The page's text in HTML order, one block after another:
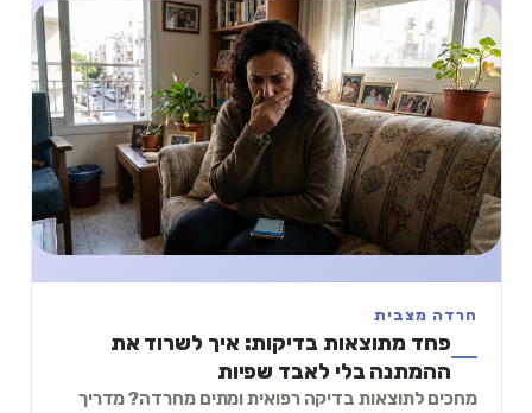
חרדה מצבית
פחד מתוצאות בדיקות: איך לשרוד את
ההמתנה בלי לאבד שפיות
מחכים לתוצאות בדיקה רפואית ומתים מחרדה? מדריך